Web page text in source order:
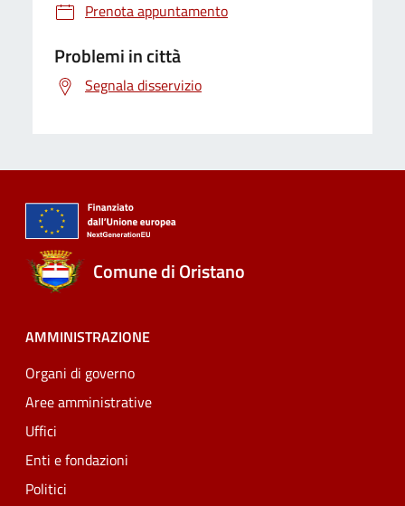
Prenota appuntamento
Problemi in città
Segnala disservizio
Comune di Oristano
AMMINISTRAZIONE
Organi di governo
Aree amministrative
Uffici
Enti e fondazioni
Politici